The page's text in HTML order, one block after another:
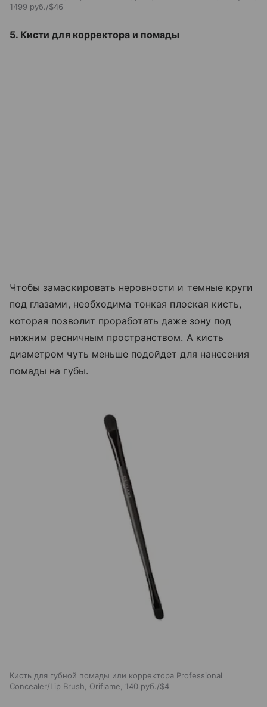
1499 руб./$46
5. Кисти для корректора и помады
Чтобы замаскировать неровности и темные круги
под глазами, необходима тонкая плоская кисть,
которая позволит проработать даже зону под
нижним ресничным пространством. А кисть
диаметром чуть меньше подойдет для нанесения
помады на губы.
Кисть для губной помады или корректора Professional
Concealer/Lip Brush, Oriflame, 140 руб./$4